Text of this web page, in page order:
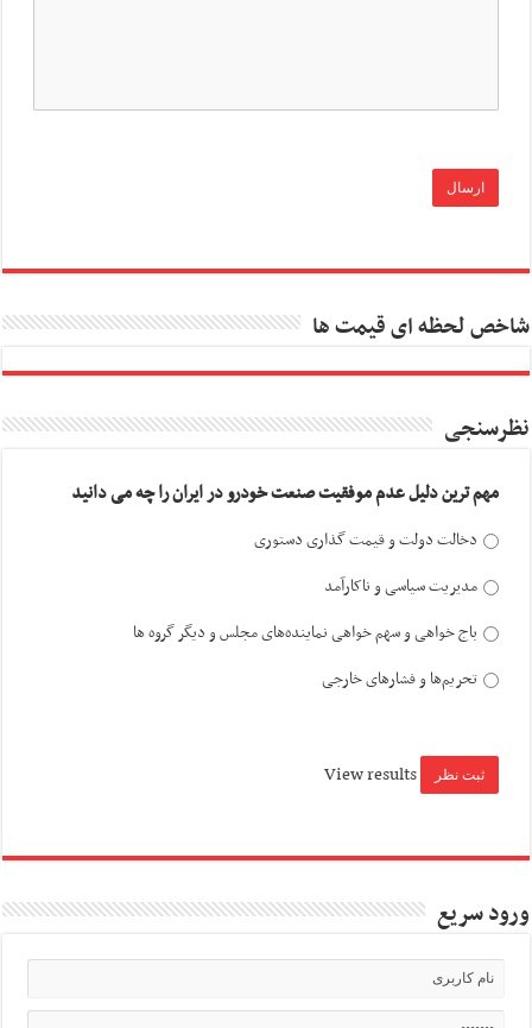
شاخص لحظه ای قیمت ها
نظرسنجی
مهم ترین دلیل عدم موفقیت صنعت خودرو در ایران را چه می دانید
دخالت دولت و قیمت گذاری دستوری
مدیریت سیاسی و ناکارآمد
باج خواهی و سهم خواهی نماینده‌های مجلس و دیگر گروه ها
تحریم‌ها و فشارهای خارجی
View results
ورود سریع